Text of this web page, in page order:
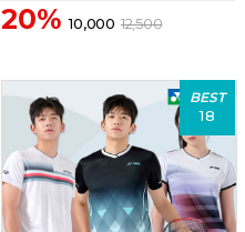
20% 10,000 12,500
BEST
18